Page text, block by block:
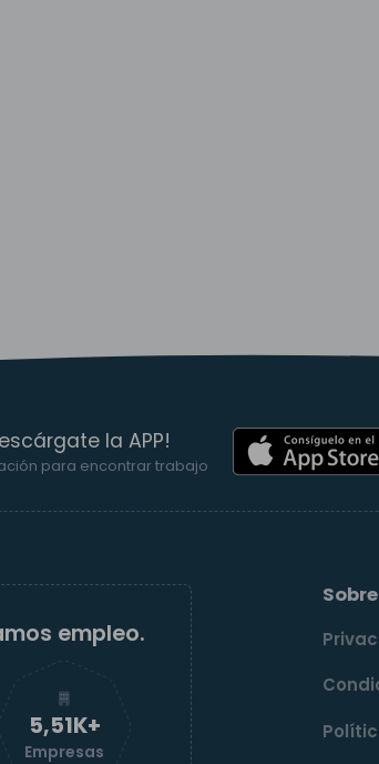
la APP!
para encontrar trabajo
empleo.
5,52K+
Empresas